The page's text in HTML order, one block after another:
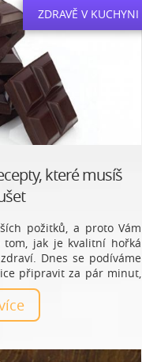
ZDRAVĚ V KUCHYNI
které musíš
požitků, a proto Vám
jak je kvalitní hořká
Dnes se podíváme
připravit za pár minut,